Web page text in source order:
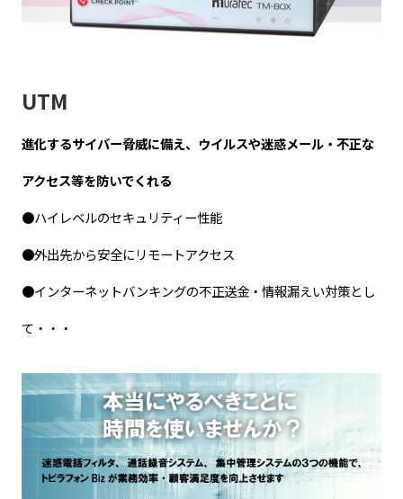
UTM
進化するサイバー脅威に備え、ウイルスや迷惑メール・不正な
アクセス等を防いでくれる
●ハイレベルのセキュリティー性能
●外出先から安全にリモートアクセス
●インターネットバンキングの不正送金・情報漏えい対策とし
て・・・